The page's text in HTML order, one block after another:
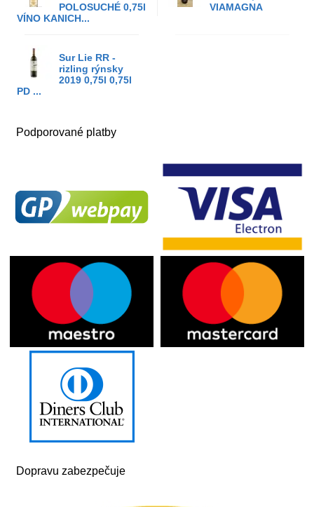
POLOSUCHÉ 0,75l
VÍNO KANICH...
VIAMAGNA
Sur Lie RR -
rizling rýnsky
2019 0,75l 0,75l
PD ...
Podporované platby
Dopravu zabezpečuje